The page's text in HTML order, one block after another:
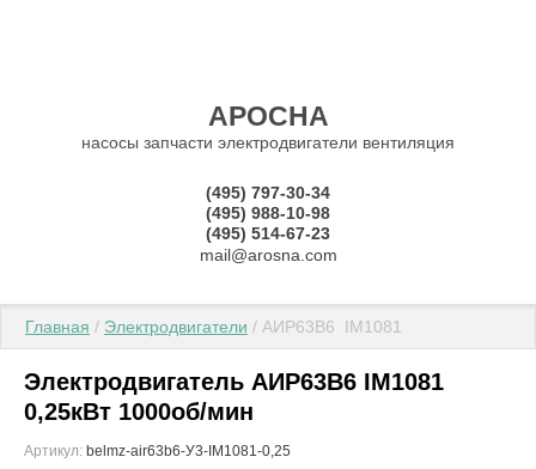
АРОСНА
насосы запчасти электродвигатели вентиляция
(495) 797-30-34
(495) 988-10-98
(495) 514-67-23
mail@arosna.com
Главная / Электродвигатели / АИР63В6  IM1081
Электродвигатель АИР63В6 IM1081
0,25кВт 1000об/мин
Артикул: belmz-air63b6-У3-IM1081-0,25